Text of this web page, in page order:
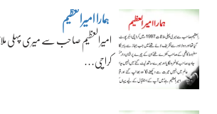
ہمارا امیرالعظیم
کراچی…